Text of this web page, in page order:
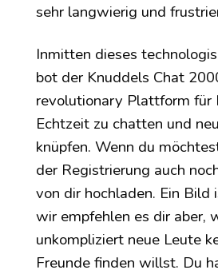
sehr langwierig und
Inmitten dieses
bot der Knuddels Chat
revolutionary Plattform für
Echtzeit zu chatten und
knüpfen. Wenn du
der Registrierung auch
von dir hochladen. Ein Bild
wir empfehlen es dir aber,
unkompliziert neue Leute
Freunde finden willst. Du